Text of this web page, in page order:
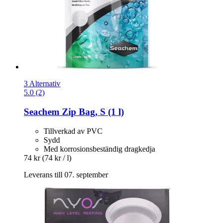
3 Alternativ
5.0 (2)
Seachem Zip Bag, S (1 l)
Tillverkad av PVC
Sydd
Med korrosionsbeständig dragkedja
74 kr (74 kr / l)
Leverans till 07. september